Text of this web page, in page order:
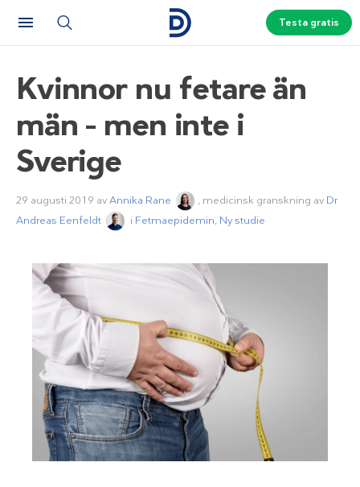
Testa gratis
Kvinnor nu fetare än
män – men inte i
Sverige
29 augusti 2019 avAnnika Rane , medicinsk granskning av Dr
Andreas Eenfeldt
i Fetmaepidemin, Ny studie